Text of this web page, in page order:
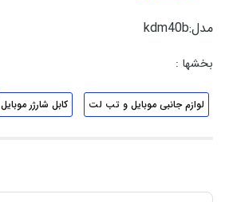
مدل:kdm40b
بخشها :
لوازم جانبی موبایل و تب لت کابل شارژر موبایل